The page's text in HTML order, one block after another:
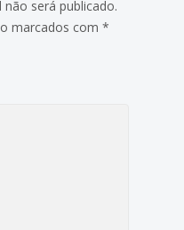
será publicado.
marcados com *